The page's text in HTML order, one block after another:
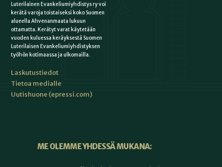
Luterilainen Evankeliumiyhdistys ry voi
kerätä varoja toistaiseksi koko Suomen
alueella Ahvenanmaata lukuun
ottamatta. Kerätyt varat käytetään
vuoden kuluessa keräyksestä Suomen
Luterilaisen Evankeliumiyhdistyksen
työhön kotimaassa ja ulkomailla.
Laskutustiedot
Tietoa medialle
Uutishuone (epressi.com)
ME OLEMME YHDESSÄ MUKANA: